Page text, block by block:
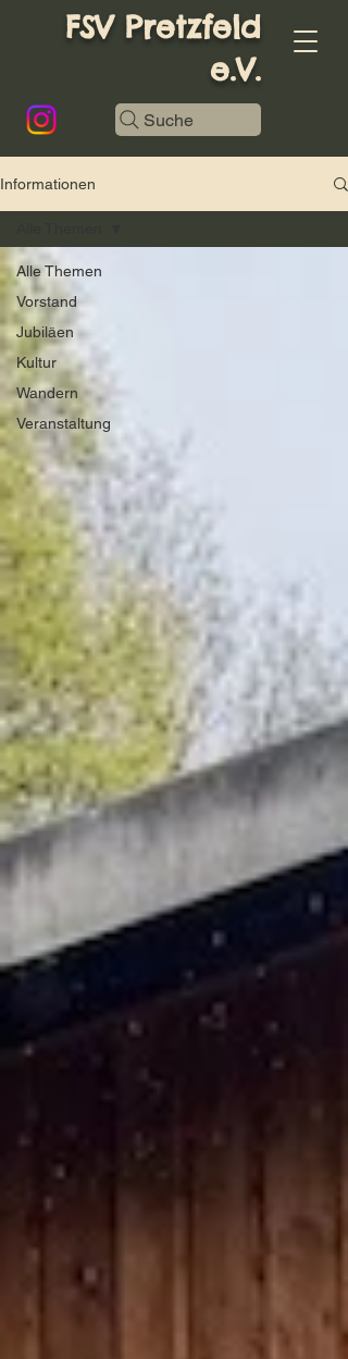
FSV Pretzfeld
e.V.
Suche
Informationen
Alle Themen
Vorstand
Jubiläen
Kultur
Wandern
Veranstaltung